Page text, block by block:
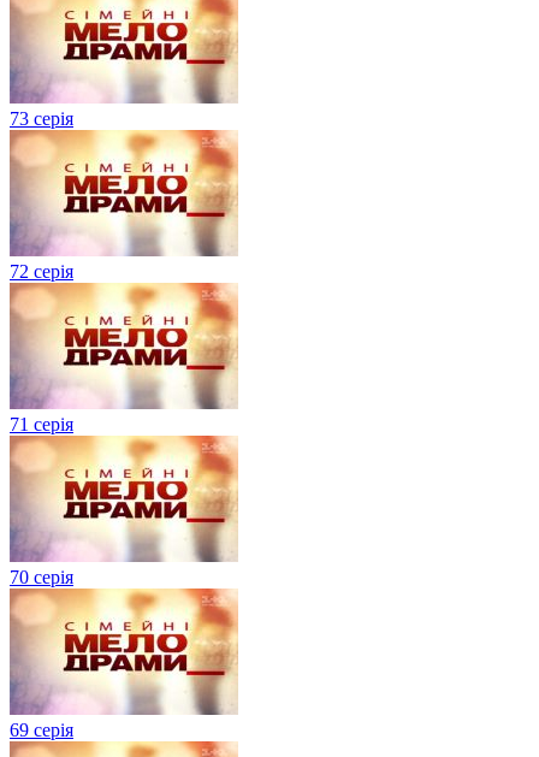
73 серія
72 серія
71 серія
70 серія
69 серія